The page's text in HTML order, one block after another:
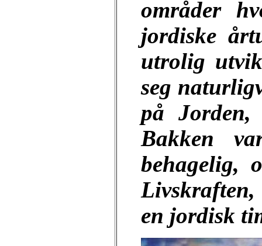
områder
jordiske
utrolig
seg
på
Bakken
behagelig,
en jordisk